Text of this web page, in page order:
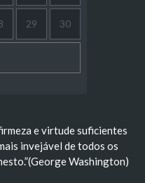
29 30
e virtude suficientes
invejável de todos os
Washington)